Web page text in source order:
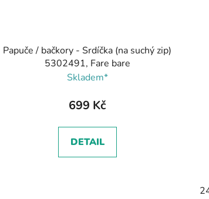
Papuče / bačkory - Srdíčka (na suchý zip)
5302491, Fare bare
Skladem*
699 Kč
DETAIL